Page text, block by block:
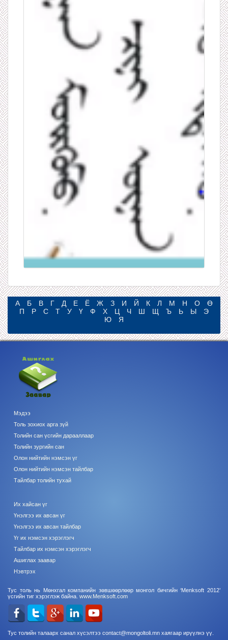
А Б В Г Д Е Ё Ж З И Й К Л М Н О
Ө
П
Р С Т У Ү Ф Х Ц Ч Ш Щ Ъ Ь Ы
Э
Ю
Я
Мэдээ
Толь зохиох арга зүй
Толийн сан үсгийн дарааллаар
Толийн зургийн сан
Олон нийтийн нэмсэн үг
Олон нийтийн нэмсэн тайлбар
Тайлбар толийн тухай
Их хайсан үг
Үнэлгээ их авсан үг
Үнэлгээ их авсан тайлбар
Үг их нэмсэн хэрэглэгч
Тайлбар их нэмсэн хэрэглэгч
Ашиглах заавар
Нэвтрэх
Тус толь нь Мөнхгал компанийн зөвшөөрлөөр монгол бичгийн ‘Menksoft 2012’
үсгийн тиг хэрэглэж байна. www.Menksoft.com
Тус толийн талаарх санал хүсэлтээ contact@mongoltoli.mn хаягаар ирүүлнэ үү.